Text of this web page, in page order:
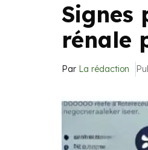
Signes
rénale
Par La rédaction